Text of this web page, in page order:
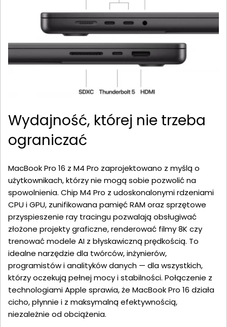
Wydajność, której nie trzeba
ograniczać
MacBook Pro 16 z M4 Pro zaprojektowano z myślą o
użytkownikach, którzy nie mogą sobie pozwolić na
spowolnienia. Chip M4 Pro z udoskonalonymi rdzeniami
CPU i GPU, zunifikowana pamięć RAM oraz sprzętowe
przyspieszenie ray tracingu pozwalają obsługiwać
złożone projekty graficzne, renderować filmy 8K czy
trenować modele AI z błyskawiczną prędkością. To
idealne narzędzie dla twórców, inżynierów,
programistów i analityków danych — dla wszystkich,
którzy oczekują pełnej mocy i stabilności. Połączenie z
technologiami Apple sprawia, że MacBook Pro 16 działa
cicho, płynnie i z maksymalną efektywnością,
niezależnie od obciążenia.